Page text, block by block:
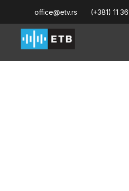
office@etv.rs (+381) 11